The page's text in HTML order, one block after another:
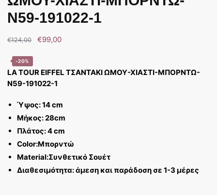
N59-191022-1
€124,00 €99,00
-20%
LA TOUR EIFFEL ΤΣΑΝΤΑΚΙ ΩΜΟΥ-ΧΙΑΣΤΙ-ΜΠΟΡΝΤΩ-
N59-191022-1
Ύψος: 14 cm
Μήκος: 28cm
Πλάτος: 4 cm
Color:Μπορντώ
Material:Συνθετικό Σουέτ
Διαθεσιμότητα: άμεση και παράδοση σε 1-3 μέρες